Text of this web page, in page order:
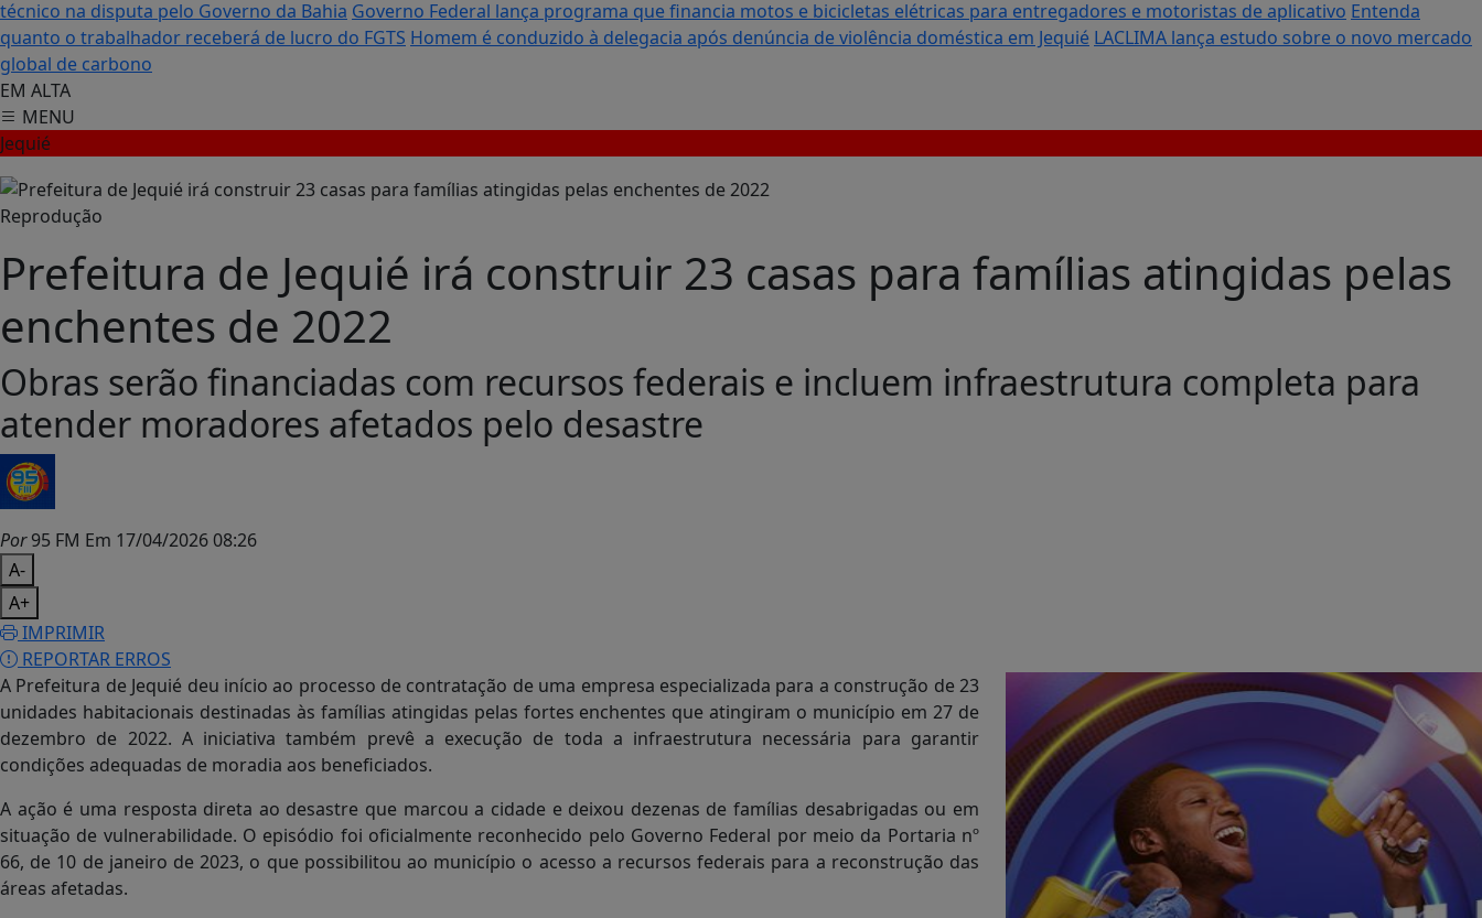
técnico na disputa pelo Governo da Bahia Governo Federal lança programa que financia motos e bicicletas elétricas para entregadores e motoristas de aplicativo Entenda
quanto o trabalhador receberá de lucro do FGTS Homem é conduzido à delegacia após denúncia de violência doméstica em Jequié LACLIMA lança estudo sobre o novo mercado
global de carbono
EM ALTA
MENU
Jequié
Reprodução
Prefeitura de Jequié irá construir 23 casas para famílias atingidas pelas
enchentes de 2022
Obras serão financiadas com recursos federais e incluem infraestrutura completa para
atender moradores afetados pelo desastre
Por95 FM Em 17/04/2026 08:26
A-
A+
IMPRIMIR
REPORTAR ERROS
A Prefeitura de Jequié deu início ao processo de contratação de uma empresa especializada para a construção de 23
unidades habitacionais destinadas às famílias atingidas pelas fortes enchentes que atingiram o município em 27 de
dezembro de 2022. A iniciativa também prevê a execução de toda a infraestrutura necessária para garantir
condições adequadas de moradia aos beneficiados.
A ação é uma resposta direta ao desastre que marcou a cidade e deixou dezenas de famílias desabrigadas ou em
situação de vulnerabilidade. O episódio foi oficialmente reconhecido pelo Governo Federal por meio da Portaria nº
66, de 10 de janeiro de 2023, o que possibilitou ao município o acesso a recursos federais para a reconstrução das
áreas afetadas.